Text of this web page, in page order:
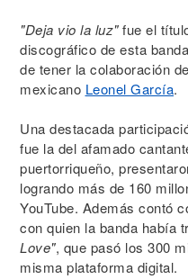
"Deja vio la luz"fue el
discográfico de esta
de tener la colaboración
mexicano Leonel García.
Una destacada
fue la del afamado
puertorriqueño,
logrando más de 160
YouTube. Además contó
con quien la banda había
Love", que pasó los 300
misma plataforma digital.